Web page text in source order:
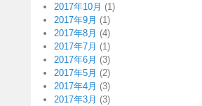
2017年10月 (1)
2017年9月 (1)
2017年8月 (4)
2017年7月 (1)
2017年6月 (3)
2017年5月 (2)
2017年4月 (3)
2017年3月 (3)